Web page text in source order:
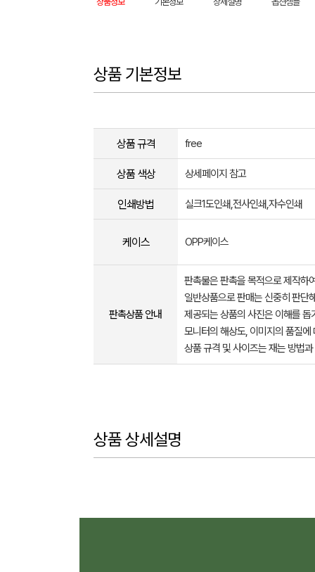
상품 기본정보
상품 규격 free
상품 색상 상세페이지 참고
인쇄방법 실크1도인쇄,전사인쇄,자수인쇄
케이스 OPP케이스
판촉상품 안내
판촉물은 판촉을 목적으로 제작하
일반상품으로 판매는 신중히 판단
제공되는 상품의 사진은 이해를
모니터의 해상도, 이미지의 품질
상품 규격 및 사이즈는 재는 방법
상품 상세설명